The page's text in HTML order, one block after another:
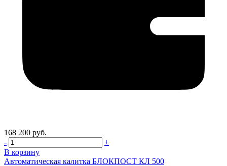
168 200 руб.
-
+
В корзину
Автоматическая калитка БЛОКПОСТ КЛ 500